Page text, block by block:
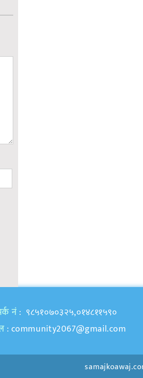
नं: ९८५१०७०३२५,०१४८११५९०
:community2067@gmail.com